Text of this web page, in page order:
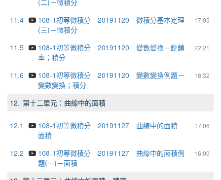
(二)－微積分
11.4
17:05
108-1初等微積分 20191120 微積分基本定理
(三)－微積分
11.5
22:21
108-1初等微積分 20191120 變數變換－鏈鎖
率；積分
11.6
18:32
108-1初等微積分 20191120 變數變換例題－
變數變換；積分
12. 第十二單元：曲線中的面積
12.1 17:06
108-1初等微積分 20191127 曲線中的面積－
面積
12.2
16:00
108-1初等微積分 20191127 曲線中的面積例
題(一)－面積